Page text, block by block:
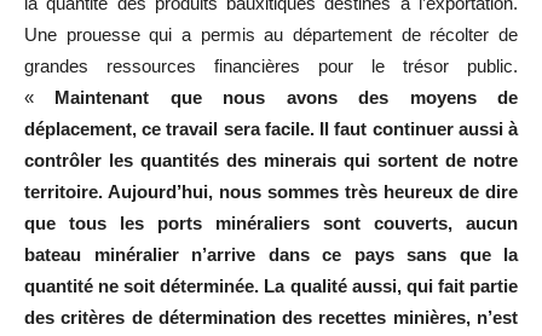
Une prouesse qui a permis au département de récolter de
grandes ressources financières pour le trésor public.
« Maintenant que nous avons des moyens de
déplacement, ce travail sera facile. Il faut continuer aussi à
contrôler les quantités des minerais qui sortent de notre
territoire. Aujourd’hui, nous sommes très heureux de dire
que tous les ports minéraliers sont couverts, aucun
bateau minéralier n’arrive dans ce pays sans que la
quantité ne soit déterminée. La qualité aussi, qui fait partie
des critères de détermination des recettes minières, n’est